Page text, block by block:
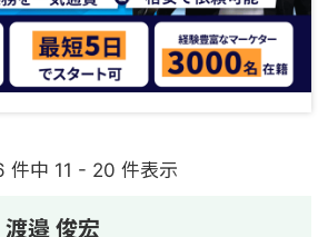
件中 11 - 20 件表示
渡邉 俊宏